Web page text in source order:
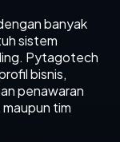
banyak
sistem
Pytagotech
bisnis,
penawaran
tim